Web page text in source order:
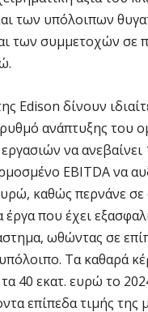
των υπόλοιπων
των συμμετοχών σε
Edison δίνουν
ανάπτυξης του
να ανεβαίνει
EBITDA να
καθώς περνάνε
έργα που έχει
ωθώντας σε
Τα καθαρά
40 εκατ. ευρώ το
επίπεδα τιμής της